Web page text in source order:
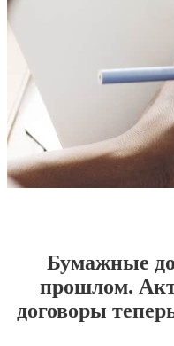
Бумажные
прошлом.
договоры